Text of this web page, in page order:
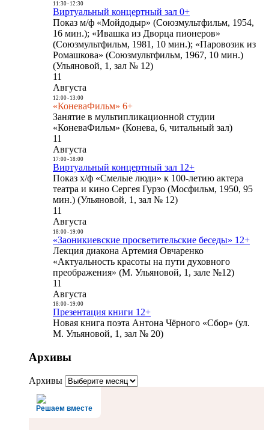
11:30- 12:30
Виртуальный концертный зал 0+
Показ м/ф «Мойдодыр» (Союзмультфильм, 1954,
16 мин.); «Ивашка из Дворца пионеров»
(Союзмультфильм, 1981, 10 мин.); «Паровозик из
Ромашкова» (Союзмультфильм, 1967, 10 мин.)
(Ульяновой, 1, зал № 12)
11
Августа
12:00- 13:00
«КоневаФильм» 6+
Занятие в мультипликационной студии
«КоневаФильм» (Конева, 6, читальный зал)
11
Августа
17:00- 18:00
Виртуальный концертный зал 12+
Показ х/ф «Смелые люди» к 100-летию актера
театра и кино Сергея Гурзо (Мосфильм, 1950, 95
мин.) (Ульяновой, 1, зал № 12)
11
Августа
18:00- 19:00
«Заоникиевские просветительские беседы» 12+
Лекция диакона Артемия Овчаренко
«Актуальность красоты на пути духовного
преображения» (М. Ульяновой, 1, зале №12)
11
Августа
18:00- 19:00
Презентация книги 12+
Новая книга поэта Антона Чёрного «Сбор» (ул.
М. Ульяновой, 1, зал № 20)
Архивы
Архивы
Решаем вместе